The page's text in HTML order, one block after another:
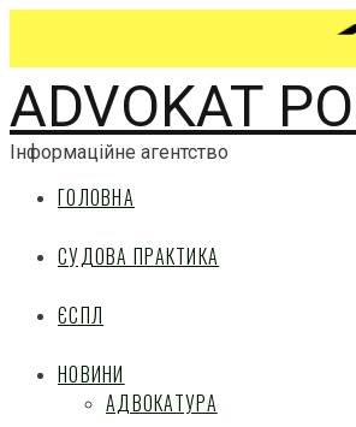
ADVOKAT
Інформаційне агентство
ГОЛОВНА
СУДОВА ПРАКТИКА
ЄСПЛ
НОВИНИ
АДВОКАТУРА